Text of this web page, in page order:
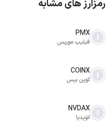
رمزارز های مشابه
PMX
فیلیپ موریس
COINX
کوین بیس
NVDAX
انویدیا